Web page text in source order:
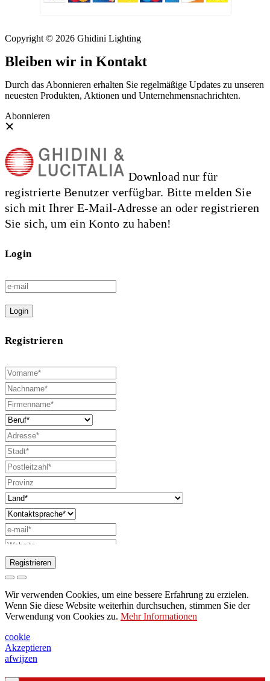
Copyright © 2026 Ghidini Lighting
Bleiben wir in Kontakt
Durch das Abonnieren erhalten Sie regelmäßige Updates zu unseren
neuesten Produkten, Aktionen und Unternehmensnachrichten.
Abonnieren
Download nur für
registrierte Benutzer verfügbar. Bitte melden Sie
sich mit Ihrer E-Mail-Adresse an oder registrieren
Sie sich, um ein Konto zu haben!
Login
Login
Registrieren
Anfrage zum Senden des Katalogs
Bitte wenden Sie sich an Ihren
Vertriebsmitarbeiter
Bitte um Unterstützung oder Lichtdesign
Anfrage für Webinar oder Schulung zu
Registrieren
Wir verwenden Cookies, um eine bessere Erfahrung zu erzielen.
Wenn Sie diese Website weiterhin durchsuchen, stimmen Sie der
Verwendung von Cookies zu. Mehr Informationen
cookie
Akzeptieren
afwijzen